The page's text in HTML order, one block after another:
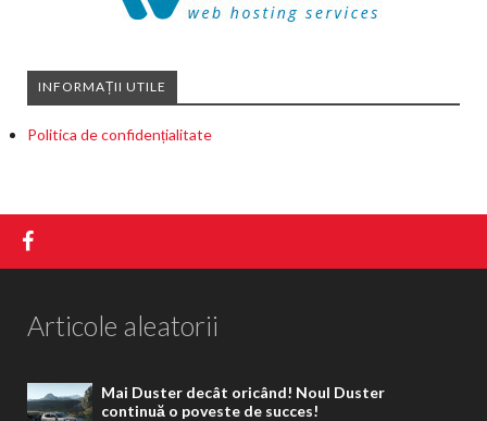
INFORMAȚII UTILE
Politica de confidențialitate
Articole aleatorii
Mai Duster decât oricând! Noul Duster
continuă o poveste de succes!